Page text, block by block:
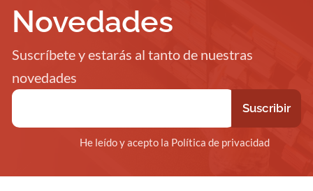
Novedades
Suscríbete y estarás al tanto de nuestras
novedades
He leído y acepto la Política de privacidad